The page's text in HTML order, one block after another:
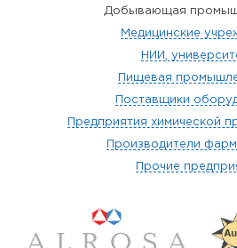
Добывающая
Медицинские
НИИ,
Пищевая
Поставщики
Предприятия химической
Производители
Прочие